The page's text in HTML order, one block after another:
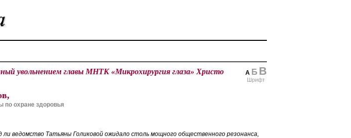
А Б В
Шрифт
увольнением главы МНТК «Микрохирургия глаза» Христо
по охране здоровья
ли ведомство Татьяны Голиковой ожидало столь мощного общественного резонанса,